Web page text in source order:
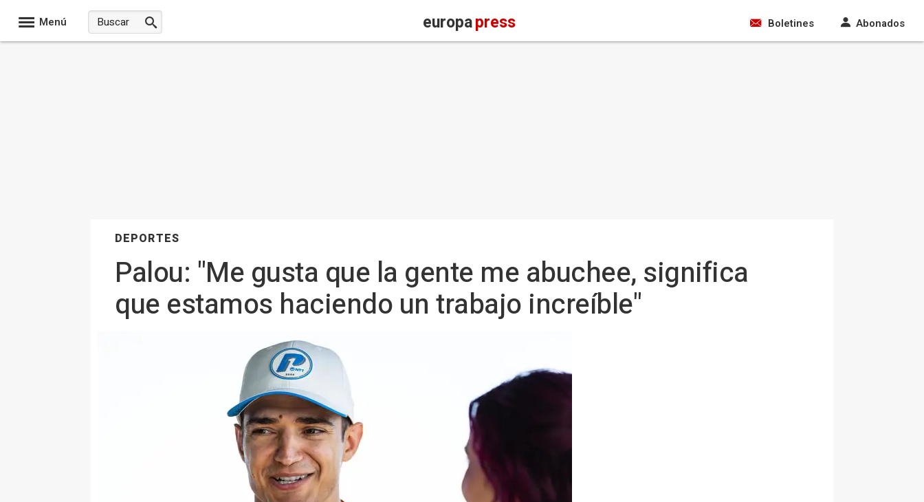
Menú europapress Boletines Abonados
DEPORTES
Palou: "Me gusta que la gente me abuchee, significa
que estamos haciendo un trabajo increíble"